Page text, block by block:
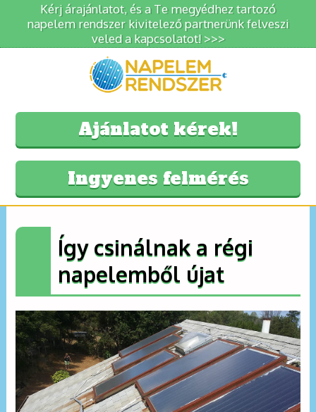
Kérj árajánlatot, és a Te megyédhez tartozó
napelem rendszer kivitelező partnerünk felveszi
veled a kapcsolatot! >>>
Ajánlatot kérek!
Ingyenes felmérés
Így csinálnak a régi
napelemből újat